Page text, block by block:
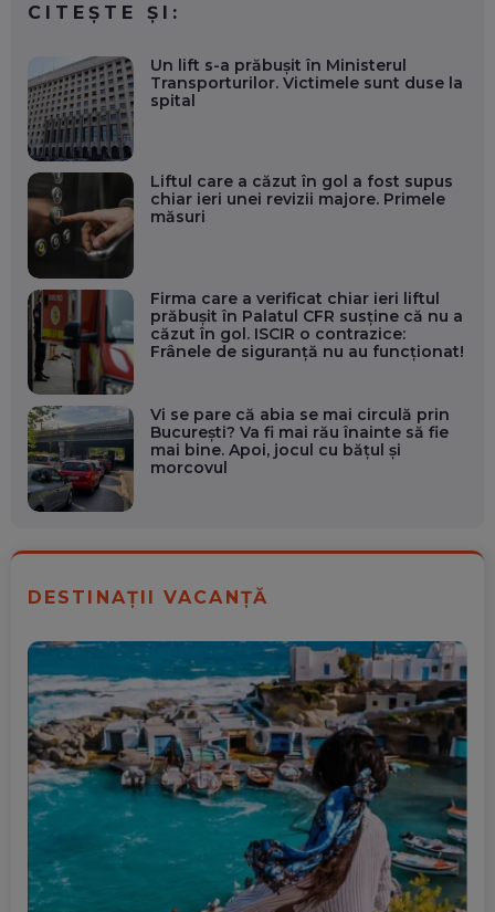
CITEȘTE ȘI:
Un lift s-a prăbușit în Ministerul
Transporturilor. Victimele sunt duse la
spital
Liftul care a căzut în gol a fost supus
chiar ieri unei revizii majore. Primele
măsuri
Firma care a verificat chiar ieri liftul
prăbușit în Palatul CFR susține că nu a
căzut în gol. ISCIR o contrazice:
Frânele de siguranță nu au funcționat!
Vi se pare că abia se mai circulă prin
București? Va fi mai rău înainte să fie
mai bine. Apoi, jocul cu bățul și
morcovul
DESTINAȚII VACANȚĂ